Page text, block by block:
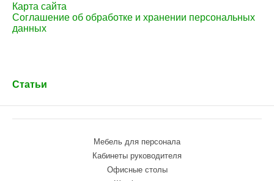
Статьи
Карта сайта
Соглашение об обработке и хранении персональных
данных
Мебель для персонала
Кабинеты руководителя
Офисные столы